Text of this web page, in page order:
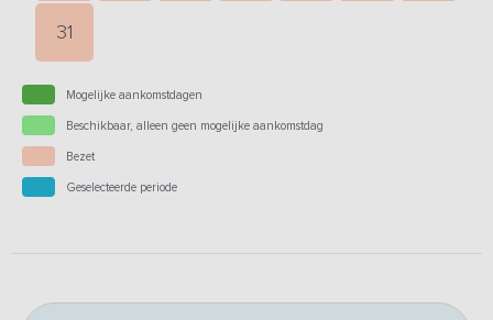
31
Mogelijke aankomstdagen
Beschikbaar, alleen geen mogelijke aankomstdag
Bezet
Geselecteerde periode